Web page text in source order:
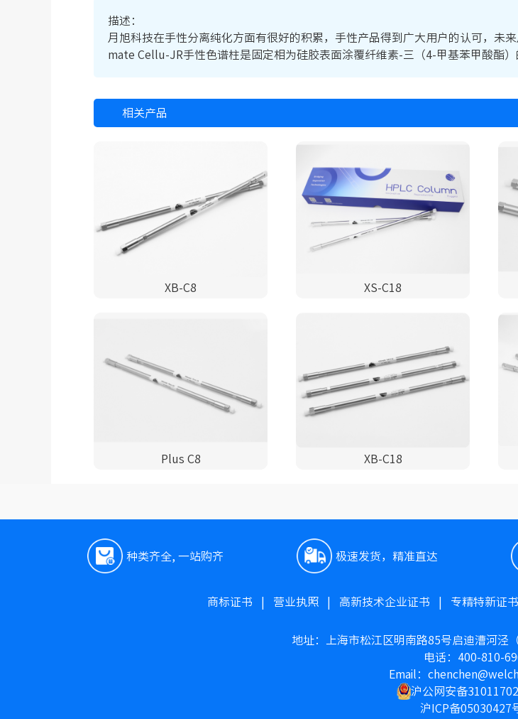
描述：
月旭科技在手性分离纯化方面有很好的积累，手性产品得到广大用户的认可，未
mate Cellu-JR手性色谱柱是固定相为硅胶表面涂覆纤维素-三（4-甲基苯甲酸酯）
相关产品
XB-C8 XS-C18
Plus C8 XB-C18
种类齐全, 一站购齐 极速发货，精准直达
商标证书 营业执照| 高新技术企业证书 专精特新证书
地址：上海市松江区明南路85号启迪漕河泾
电话：400-810-
Email：
沪公网安备
沪ICP备05030427